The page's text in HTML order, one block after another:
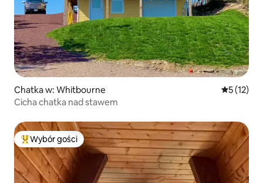
Chatka w: Whitbourne Średnia
5 (12)
Cicha chatka nad stawem
Najpopularniejsze z kategorii Wybór gości
Wybór gości